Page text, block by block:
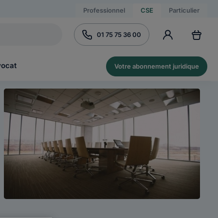
Professionnel CSE Particulier
01 75 75 36 00
Votre abonnement juridique